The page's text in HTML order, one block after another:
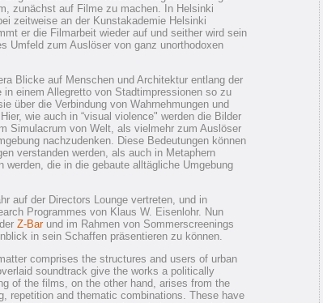
zunächst auf Filme zu machen. In Helsinki
zeitweise an der Kunstakademie Helsinki
er die Filmarbeit wieder auf und seither wird sein
Umfeld zum Auslöser von ganz unorthodoxen
Blicke auf Menschen und Architektur entlang der
einem Allegretto von Stadtimpressionen so zu
über die Verbindung von Wahrnehmungen und
wie auch in “visual violence" werden die Bilder
Simulacrum von Welt, als vielmehr zum Auslöser
nachzudenken. Diese Bedeutungen können
verstanden werden, als auch in Metaphern
werden, die in die gebaute alltägliche Umgebung
auf der Directors Lounge vertreten, und in
Programmes von Klaus W. Eisenlohr. Nun
Z-Barund im Rahmen von Sommerscreenings
in sein Schaffen präsentieren zu können.
comprises the structures and users of urban
soundtrack give the works a politically
of the films, on the other hand, arises from the
repetition and thematic combinations. These have